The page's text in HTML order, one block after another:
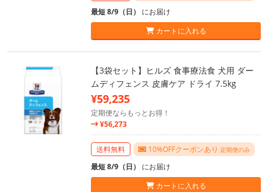
最短 8/9（日） にお届け
カートに入れる
【3袋セット】ヒルズ 食事療法食 犬用 ダー
ムディフェンス 皮膚ケア ドライ 7.5kg
¥59,235
定期便ならもっとお得！
¥56,273
送料無料 10%OFFクーポンあり 定期便のみ
最短 8/9（日） にお届け
カートに入れる